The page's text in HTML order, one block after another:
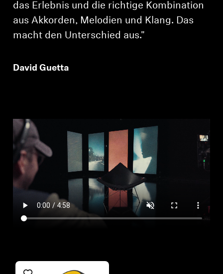
das Erlebnis und die richtige Kombination
aus Akkorden, Melodien und Klang. Das
macht den Unterschied aus."
David Guetta